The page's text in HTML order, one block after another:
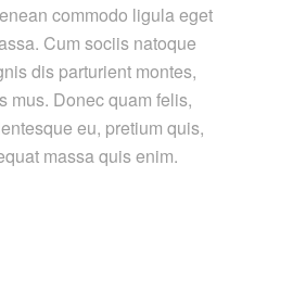
commodo ligula eget
Cum sociis natoque
dis parturient montes,
mus. Donec quam felis,
eu, pretium quis,
massa quis enim.